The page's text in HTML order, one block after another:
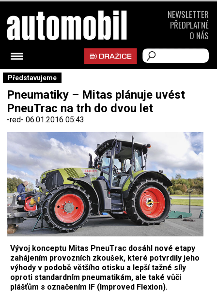
Představujeme
Pneumatiky – Mitas plánuje uvést
PneuTrac na trh do dvou let
-red- 06.01.2016 05:43
Vývoj konceptu Mitas PneuTrac dosáhl nové etapy
zahájením provozních zkoušek, které potvrdily jeho
výhody v podobě většího otisku a lepší tažné síly
oproti standardním pneumatikám, ale také vůči
plášťům s označením IF (Improved Flexion).
NEWSLETTER
PŘEDPLATNÉ
O NÁS